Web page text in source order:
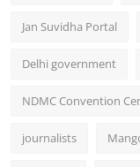
Jan Suvidha Portal
Delhi government
NDMC Convention
journalists